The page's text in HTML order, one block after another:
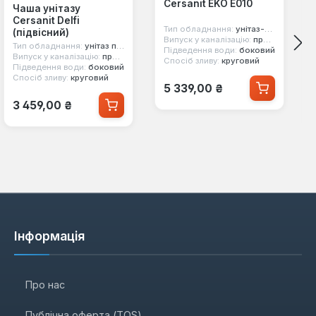
Чаша унітазу
Cersanit Delfi
(підвісний)
Тип обладнання: унітаз підвісний
Випуск у каналізацію: прямий
Підведення води: боковий
Спосіб зливу: круговий
Звичайна ціна:
3 459,00 ₴
Cersanit EKO E010
Тип обладнання: унітаз-компакт
Випуск у каналізацію: прямий
Підведення води: боковий
Спосіб зливу: круговий
Звичайна ціна:
5 339,00 ₴
Інформація
Про нас